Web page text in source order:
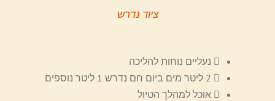
ציוד נדרש
נעליים נוחות להליכה
2 ליטר מים ביום חם נדרש 1 ליטר נוספים
אוכל למהלך הטיול